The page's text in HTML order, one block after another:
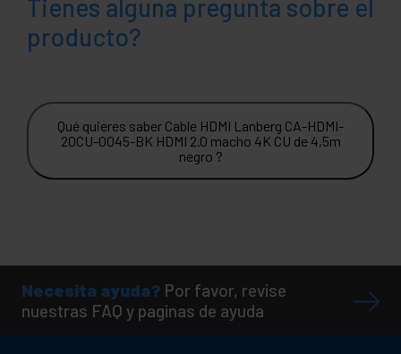
Tienes alguna pregunta sobre el
producto?
Qué quieres saber Cable HDMI Lanberg CA-HDMI-
20CU-0045-BK HDMI 2.0 macho 4K CU de 4,5m
negro ?
Necesita ayuda? Por favor, revise
nuestras FAQ y paginas de ayuda